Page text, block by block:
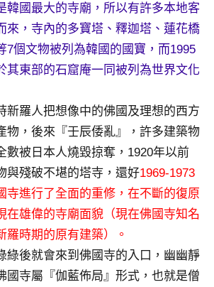
韓國最大的寺廟，所以有許多本地客
來，寺內的多寶塔、釋迦塔、蓮花橋
7個文物被列為韓國的國寶，而1995
其東部的石窟庵一同被列為世界文化
新羅人把想像中的佛國及理想的西方
物，後來『壬辰倭亂』，許多建築物
數被日本人燒毀掠奪，1920年以前
與殘破不堪的塔寺，還好1969-1973
寺進行了全面的重修，在不斷的復原
在雄偉的寺廟面貌（現在佛國寺知名
羅時期的原有建築）。
綠後就會來到佛國寺的入口，幽幽靜
國寺屬『伽藍佈局』形式，也就是僧